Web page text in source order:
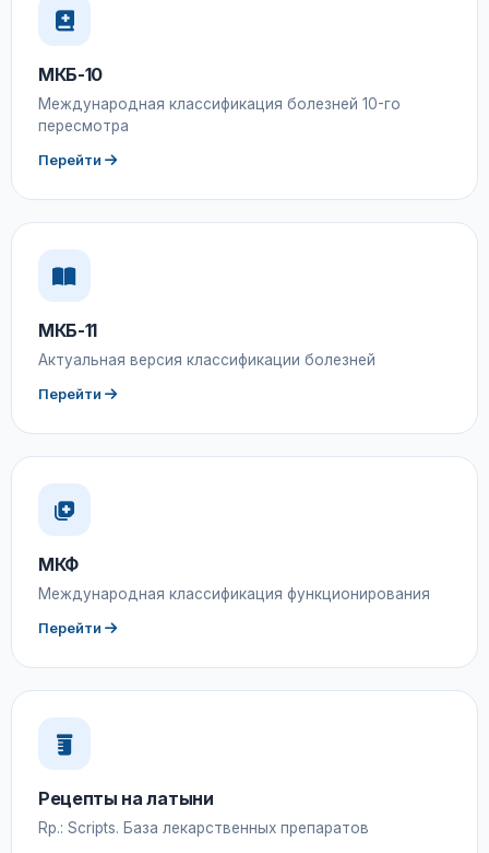
МКБ-10
Международная классификация болезней 10-го
пересмотра
Перейти
МКБ-11
Актуальная версия классификации болезней
Перейти
МКФ
Международная классификация функционирования
Перейти
Рецепты на латыни
Rp.: Scripts. База лекарственных препаратов